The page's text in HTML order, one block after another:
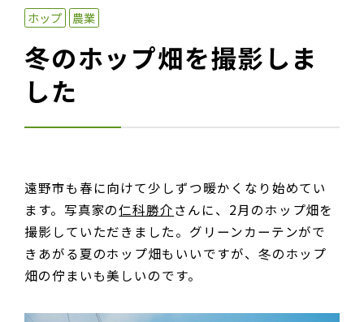
ホップ 農業
冬のホップ畑を撮影しま
した
遠野市も春に向けて少しずつ暖かくなり始めてい
ます。写真家の仁科勝介さんに、2月のホップ畑を
撮影していただきました。グリーンカーテンがで
きあがる夏のホップ畑もいいですが、冬のホップ
畑の佇まいも美しいのです。